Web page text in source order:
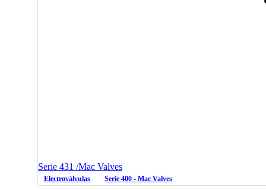
Serie 431 /Mac Valves
Electroválvulas Serie 400 - Mac Valves